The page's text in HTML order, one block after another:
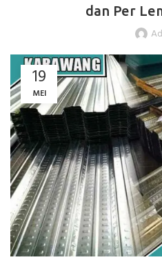
dan Per
19
MEI